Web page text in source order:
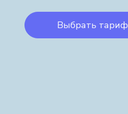
Выбрать тариф